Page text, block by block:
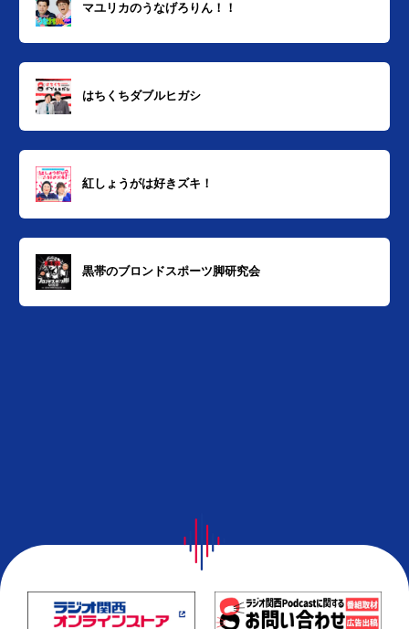
マユリカのうなげろりん！！
はちくちダブルヒガシ
紅しょうがは好きズキ！
黒帯のブロンドスポーツ脚研究会